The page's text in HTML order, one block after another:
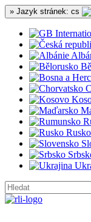
» Jazyk stránek: cs